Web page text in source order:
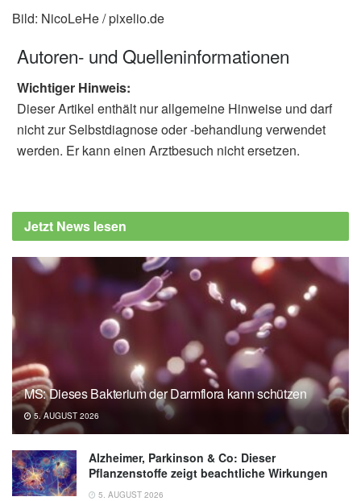
Bild: NicoLeHe / pixelio.de
Autoren- und Quelleninformationen
Wichtiger Hinweis:
Dieser Artikel enthält nur allgemeine Hinweise und darf
nicht zur Selbstdiagnose oder -behandlung verwendet
werden. Er kann einen Arztbesuch nicht ersetzen.
Jetzt News lesen
MS: Dieses Bakterium der Darmflora kann schützen
5. AUGUST 2026
Alzheimer, Parkinson & Co: Dieser
Pflanzenstoffe zeigt beachtliche Wirkungen
5. AUGUST 2026